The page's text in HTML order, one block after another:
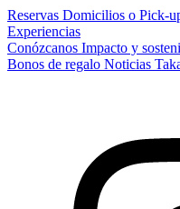
Reservas Domicilios o Pick-
Experiencias
Conózcanos Impacto y
Bonos de regalo Noticias